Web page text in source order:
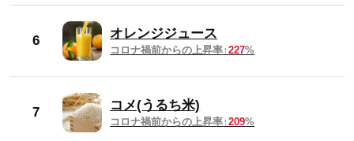
2024年4月 749円
2024年2月 744円
6
オレンジジュース
コロナ禍前からの上昇率 227%
7
コメ(うるち米)
コロナ禍前からの上昇率 209%